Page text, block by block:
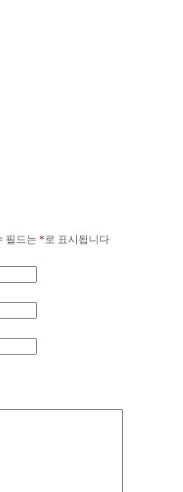
필드는 * 로 표시됩니다